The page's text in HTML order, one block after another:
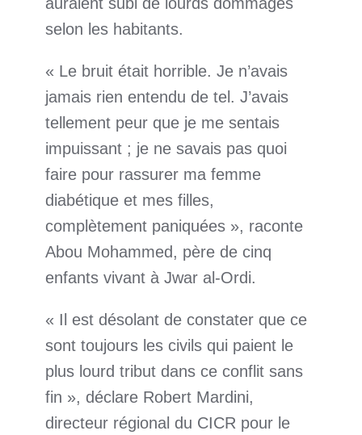
selon les habitants.
« Le bruit était horrible. Je n’avais
jamais rien entendu de tel. J’avais
tellement peur que je me sentais
impuissant ; je ne savais pas quoi
faire pour rassurer ma femme
diabétique et mes filles,
complètement paniquées », raconte
Abou Mohammed, père de cinq
enfants vivant à Jwar al-Ordi.
« Il est désolant de constater que ce
sont toujours les civils qui paient le
plus lourd tribut dans ce conflit sans
fin », déclare Robert Mardini,
directeur régional du CICR pour le